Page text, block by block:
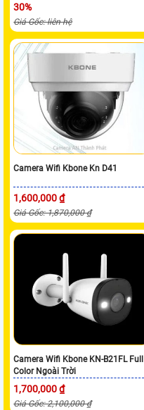
30%
Giá Gốc: liên hệ
Camera Wifi Kbone Kn D41
1,600,000 ₫
Giá Gốc: 1,870,000 ₫
Camera Wifi Kbone KN-B21FL Full
Color Ngoài Trời
1,700,000 ₫
Giá Gốc: 2,100,000 ₫